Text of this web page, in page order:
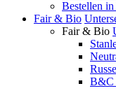
Bestellen
Fair & Bio
Fair & Bio
B&C